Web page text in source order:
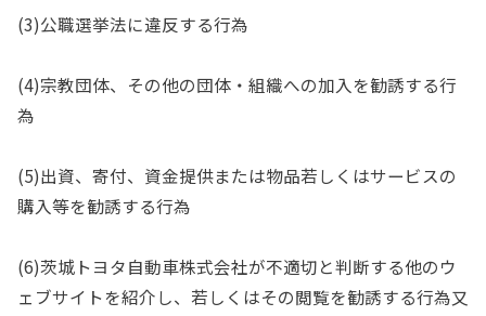
(3)公職選挙法に違反する行為
(4)宗教団体、その他の団体・組織への加入を勧誘する行
為
(5)出資、寄付、資金提供または物品若しくはサービスの
購入等を勧誘する行為
(6)茨城トヨタ自動車株式会社が不適切と判断する他のウ
ェブサイトを紹介し、若しくはその閲覧を勧誘する行為又